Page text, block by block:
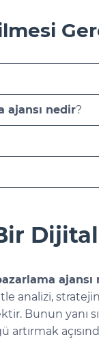
ajansı nedir?
Bir
ajansı
analizi,
Bunun yanı
artırmak